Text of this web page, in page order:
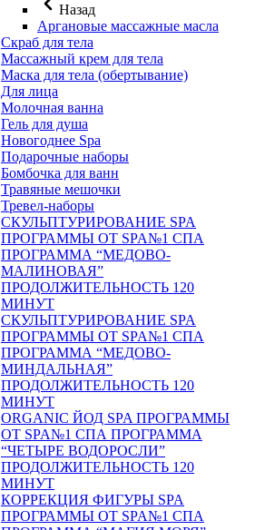
Назад
Аргановые массажные масла
Скраб для тела
Массажный крем для тела
Маска для тела (обертывание)
Для лица
Молочная ванна
Гель для душа
Новогоднее Spa
Подарочные наборы
Бомбочка для ванн
Травяные мешочки
Тревел-наборы
СКУЛЬПТУРИРОВАНИЕ SPA
ПРОГРАММЫ ОТ SPA№1 СПА
ПРОГРАММА “МЕДОВО-
МАЛИНОВАЯ”
ПРОДОЛЖИТЕЛЬНОСТЬ 120
МИНУТ
СКУЛЬПТУРИРОВАНИЕ SPA
ПРОГРАММЫ ОТ SPA№1 СПА
ПРОГРАММА “МЕДОВО-
МИНДАЛЬНАЯ”
ПРОДОЛЖИТЕЛЬНОСТЬ 120
МИНУТ
ORGANIC ЙОД SPA ПРОГРАММЫ
ОТ SPA№1 СПА ПРОГРАММА
“ЧЕТЫРЕ ВОДОРОСЛИ”
ПРОДОЛЖИТЕЛЬНОСТЬ 120
МИНУТ
КОРРЕКЦИЯ ФИГУРЫ SPA
ПРОГРАММЫ ОТ SPA№1 СПА